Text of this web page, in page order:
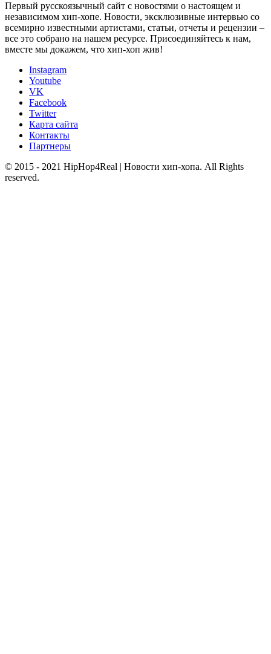
Первый русскоязычный сайт с новостями о настоящем и
независимом хип-хопе. Новости, эксклюзивные интервью со
всемирно известными артистами, статьи, отчеты и рецензии –
все это собрано на нашем ресурсе. Присоединяйтесь к нам,
вместе мы докажем, что хип-хоп жив!
Instagram
Youtube
VK
Facebook
Twitter
Карта сайта
Контакты
Партнеры
© 2015 - 2021 HipHop4Real | Новости хип-хопа. All Rights
reserved.